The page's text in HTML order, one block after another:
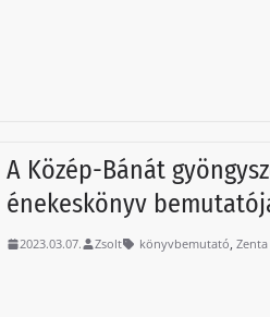
A Közép-Bánát
énekeskönyv
2023.03.07. Zsolt könyvbemutató,Zenta